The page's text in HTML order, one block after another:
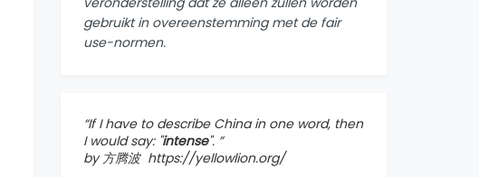
gebruikt in overeenstemming met de fair
use-normen.
“If I have to describe China in one word, then
I would say: "intense". ”
by 方腾波https://yellowlion.org/